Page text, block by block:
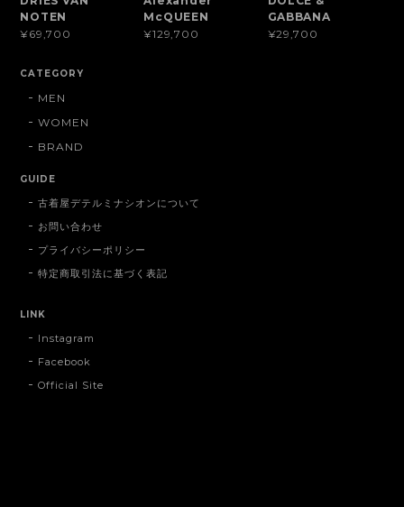
NOTEN
¥69,700
McQUEEN
¥129,700
GABBANA
¥29,700
CATEGORY
MEN
WOMEN
BRAND
GUIDE
古着屋デテルミナシオンについて
お問い合わせ
プライバシーポリシー
特定商取引法に基づく表記
LINK
Instagram
Facebook
Official Site